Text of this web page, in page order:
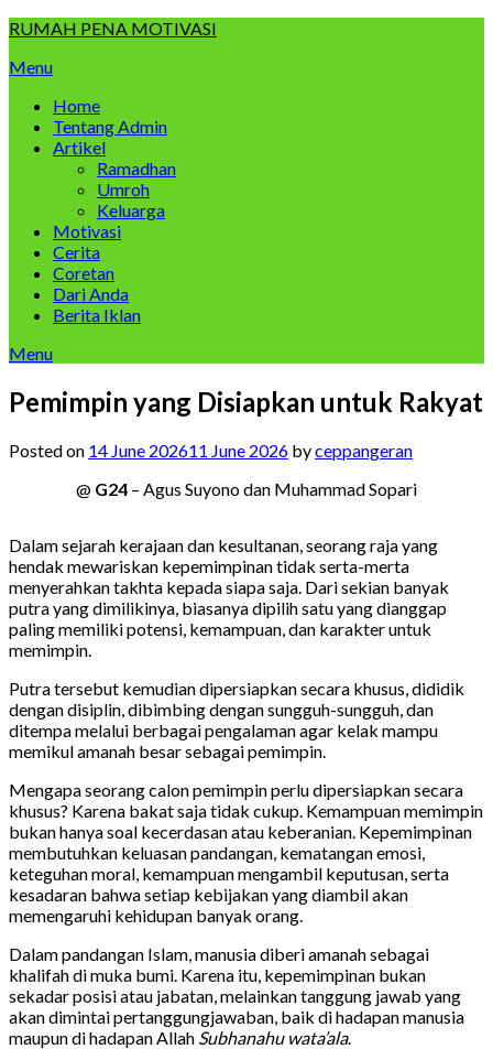
Skip
content
RUMAH PENA MOTIVASI
Menu
Home
Tentang Admin
Artikel
Ramadhan
Umroh
Keluarga
Motivasi
Cerita
Coretan
Dari Anda
Berita Iklan
Menu
Pemimpin yang Disiapkan untuk Rakyat
Posted on 14 June 202611 June 2026 byceppangeran
@ G24 – Agus Suyono dan Muhammad Sopari
Dalam sejarah kerajaan dan kesultanan, seorang raja yang
hendak mewariskan kepemimpinan tidak serta-merta
menyerahkan takhta kepada siapa saja. Dari sekian banyak
putra yang dimilikinya, biasanya dipilih satu yang dianggap
paling memiliki potensi, kemampuan, dan karakter untuk
memimpin.
Putra tersebut kemudian dipersiapkan secara khusus, dididik
dengan disiplin, dibimbing dengan sungguh-sungguh, dan
ditempa melalui berbagai pengalaman agar kelak mampu
memikul amanah besar sebagai pemimpin.
Mengapa seorang calon pemimpin perlu dipersiapkan secara
khusus? Karena bakat saja tidak cukup. Kemampuan memimpin
bukan hanya soal kecerdasan atau keberanian. Kepemimpinan
membutuhkan keluasan pandangan, kematangan emosi,
keteguhan moral, kemampuan mengambil keputusan, serta
kesadaran bahwa setiap kebijakan yang diambil akan
memengaruhi kehidupan banyak orang.
Dalam pandangan Islam, manusia diberi amanah sebagai
khalifah di muka bumi. Karena itu, kepemimpinan bukan
sekadar posisi atau jabatan, melainkan tanggung jawab yang
akan dimintai pertanggungjawaban, baik di hadapan manusia
maupun di hadapan Allah Subhanahu wata’ala.